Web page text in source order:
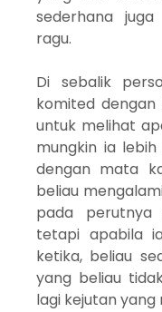
sederhana
ragu.
Di sebalik
komited
untuk melihat
mungkin ia
dengan mata
beliau
pada perutnya
tetapi apabila
ketika, beliau
yang beliau
lagi kejutan yang